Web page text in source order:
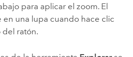
para aplicar el zoom. El
una lupa cuando hace clic
ratón.